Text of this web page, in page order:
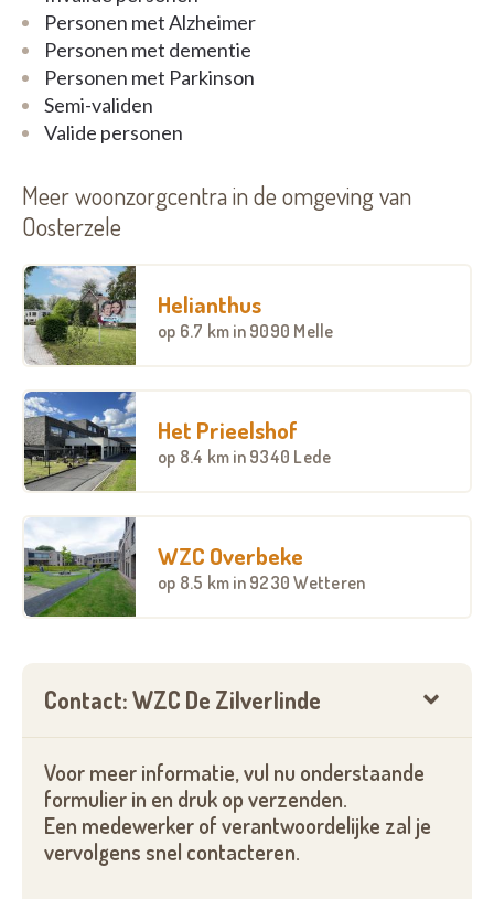
dienstverlening. Ons doel is kwalitatieve
opvangmogelijkheden te voorzien voor iedereen,
ongeacht de leeftijd en behoeften.
Personen met Alzheimer
Personen met dementie
Personen met Parkinson
Semi-validen
Valide personen
Meer woonzorgcentra in de omgeving van
Oosterzele
Helianthus
op 6.7 km in 9090 Melle
Het Prieelshof
op 8.4 km in 9340 Lede
WZC Overbeke
op 8.5 km in 9230 Wetteren
Contact: WZC De Zilverlinde
Voor meer informatie, vul nu onderstaande
formulier in en druk op verzenden.
Een medewerker of verantwoordelijke zal je
vervolgens snel contacteren.